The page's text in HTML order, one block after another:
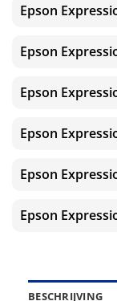
Epson
Epson
Epson
Epson
Epson
Epson
BESCHRIJVING